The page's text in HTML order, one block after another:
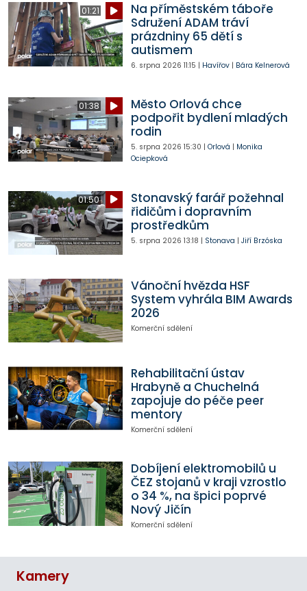
01:21
Na příměstském táboře
Sdružení ADAM tráví
prázdniny 65 dětí s
autismem
6. srpna 2026 11:15 | Havířov| Bára Kelnerová
01:38
Město Orlová chce
podpořit bydlení mladých
rodin
5. srpna 2026 15:30 | Orlová | Monika
Ociepková
01:50
Stonavský farář požehnal
řidičům i dopravním
prostředkům
5. srpna 2026 13:18 | Stonava | Jiří Brzóska
Vánoční hvězda HSF
System vyhrála BIM Awards
2026
Komerční sdělení
Rehabilitační ústav
Hrabyně a Chuchelná
zapojuje do péče peer
mentory
Komerční sdělení
Dobíjení elektromobilů u
ČEZ stojanů v kraji vzrostlo
o 34 %, na špici poprvé
Nový Jičín
Komerční sdělení
Kamery